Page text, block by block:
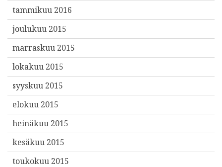
tammikuu 2016
joulukuu 2015
marraskuu 2015
lokakuu 2015
syyskuu 2015
elokuu 2015
heinäkuu 2015
kesäkuu 2015
toukokuu 2015